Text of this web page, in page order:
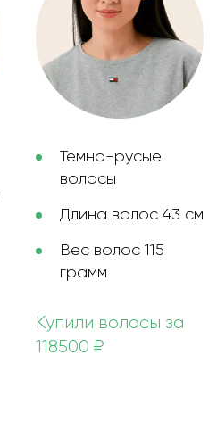
Темно-русые
волосы
Длина волос 43 см
Вес волос 115
грамм
Купили волосы за
118500 ₽